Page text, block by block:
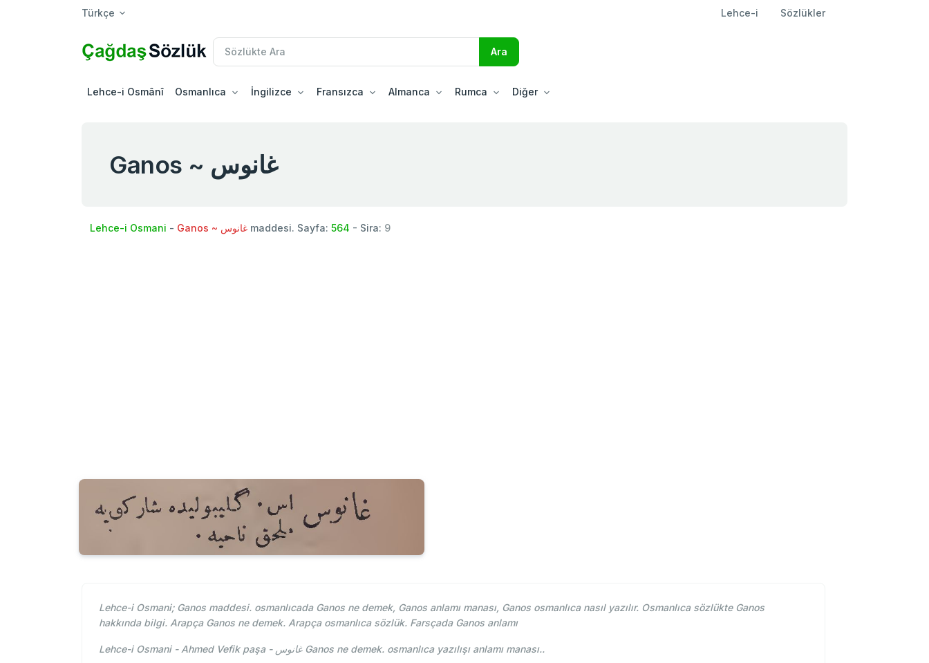
Türkçe Lehce-i Sözlükler
Lehce-i Osmânî Osmanlıca İngilizce Fransızca Almanca Rumca Diğer
Ganos ~ غانوس
Lehce-i Osmani - Ganos ~ غانوس maddesi. Sayfa: 564 - Sira: 9
Lehce-i Osmani; Ganos maddesi. osmanlıcada Ganos ne demek, Ganos anlamı manası, Ganos osmanlıca nasıl yazılır. Osmanlıca sözlükte Ganos
hakkında bilgi. Arapça Ganos ne demek. Arapça osmanlıca sözlük. Farsçada Ganos anlamı
Lehce-i Osmani - Ahmed Vefik paşa - غانوس Ganos ne demek. osmanlıca yazılışı anlamı manası..